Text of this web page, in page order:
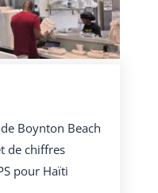
Boynton Beach
de chiffres
pour Haïti